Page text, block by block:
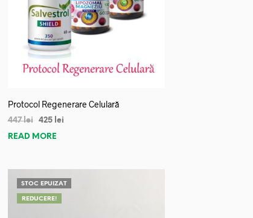
Protocol Regenerare Celulară
447lei 425 lei
READ MORE
STOC EPUIZAT
REDUCERE!